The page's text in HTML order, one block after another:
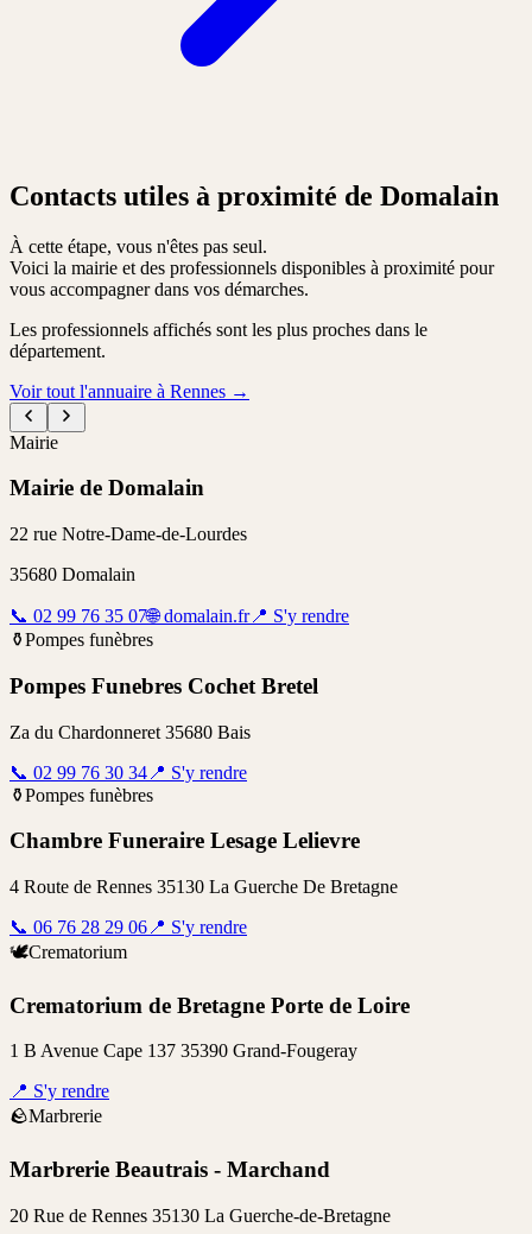
Contacts utiles à proximité de Domalain
À cette étape, vous n'êtes pas seul.
Voici la mairie et des professionnels disponibles à proximité pour
vous accompagner dans vos démarches.
Les professionnels affichés sont les plus proches dans le
département.
Voir tout l'annuaire à Rennes →
Mairie
Mairie de Domalain
22 rue Notre-Dame-de-Lourdes
35680 Domalain
📞 02 99 76 35 07🌐 domalain.fr📍 S'y rendre
⚱️Pompes funèbres
Pompes Funebres Cochet Bretel
Za du Chardonneret 35680 Bais
📞 02 99 76 30 34 📍 S'y rendre
⚱️Pompes funèbres
Chambre Funeraire Lesage Lelievre
4 Route de Rennes 35130 La Guerche De Bretagne
📞 06 76 28 29 06 📍 S'y rendre
🕊️Crematorium
Crematorium de Bretagne Porte de Loire
1 B Avenue Cape 137 35390 Grand-Fougeray
📍 S'y rendre
🪨Marbrerie
Marbrerie Beautrais - Marchand
20 Rue de Rennes 35130 La Guerche-de-Bretagne